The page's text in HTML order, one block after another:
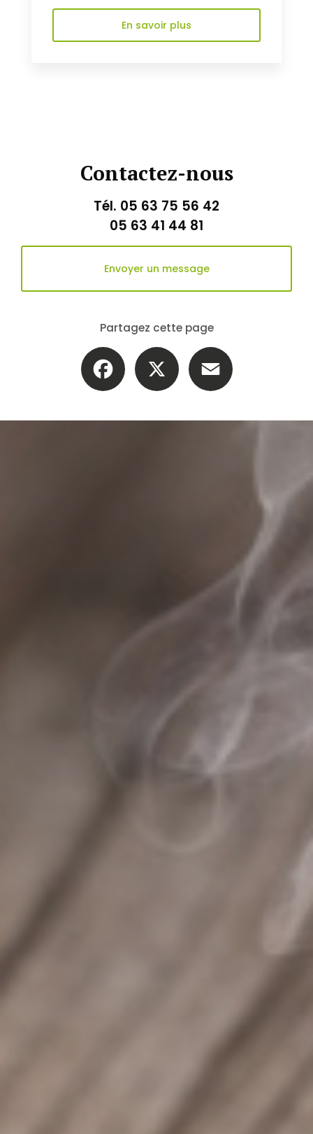
En savoir plus
Contactez-nous
Tél. 05 63 75 56 42
05 63 41 44 81
Envoyer un message
Partagez cette page
Facebook